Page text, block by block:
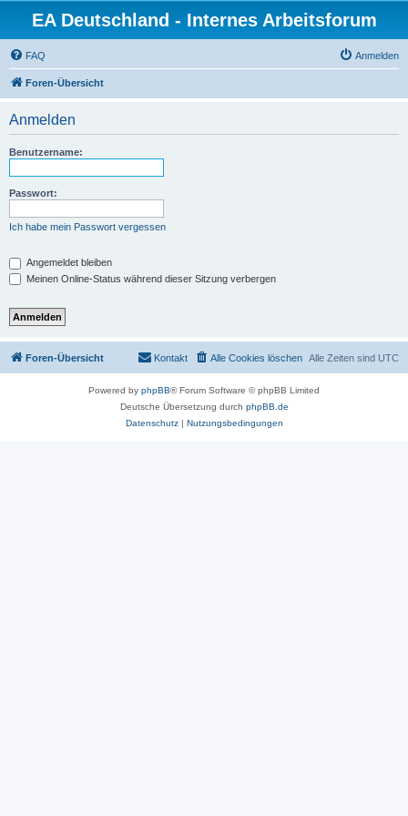
EA Deutschland - Internes Arbeitsforum
FAQ Anmelden
Foren-Übersicht
Anmelden
Benutzername:
Passwort:
Ich habe mein Passwort vergessen
Angemeldet bleiben
Meinen Online-Status während dieser Sitzung verbergen
Foren-Übersicht Alle Zeiten sind UTC
Alle Cookies löschen
Kontakt
Powered by phpBB® Forum Software © phpBB Limited
Deutsche Übersetzung durch phpBB.de
Datenschutz| Nutzungsbedingungen